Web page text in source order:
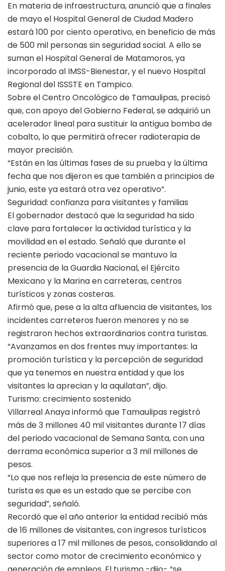
En materia de infraestructura, anunció que a finales
de mayo el Hospital General de Ciudad Madero
estará 100 por ciento operativo, en beneficio de más
de 500 mil personas sin seguridad social. A ello se
suman el Hospital General de Matamoros, ya
incorporado al IMSS-Bienestar, y el nuevo Hospital
Regional del ISSSTE en Tampico.
Sobre el Centro Oncológico de Tamaulipas, precisó
que, con apoyo del Gobierno Federal, se adquirió un
acelerador lineal para sustituir la antigua bomba de
cobalto, lo que permitirá ofrecer radioterapia de
mayor precisión.
“Están en las últimas fases de su prueba y la última
fecha que nos dijeron es que también a principios de
junio, este ya estará otra vez operativo”.
Seguridad: confianza para visitantes y familias
El gobernador destacó que la seguridad ha sido
clave para fortalecer la actividad turística y la
movilidad en el estado. Señaló que durante el
reciente periodo vacacional se mantuvo la
presencia de la Guardia Nacional, el Ejército
Mexicano y la Marina en carreteras, centros
turísticos y zonas costeras.
Afirmó que, pese a la alta afluencia de visitantes, los
incidentes carreteros fueron menores y no se
registraron hechos extraordinarios contra turistas.
“Avanzamos en dos frentes muy importantes: la
promoción turística y la percepción de seguridad
que ya tenemos en nuestra entidad y que los
visitantes la aprecian y la aquilatan”, dijo.
Turismo: crecimiento sostenido
Villarreal Anaya informó que Tamaulipas registró
más de 3 millones 40 mil visitantes durante 17 días
del periodo vacacional de Semana Santa, con una
derrama económica superior a 3 mil millones de
pesos.
“Lo que nos refleja la presencia de este número de
turista es que es un estado que se percibe con
seguridad”, señaló.
Recordó que el año anterior la entidad recibió más
de 16 millones de visitantes, con ingresos turísticos
superiores a 17 mil millones de pesos, consolidando al
sector como motor de crecimiento económico y